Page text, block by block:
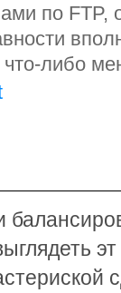
по FTP,
либо